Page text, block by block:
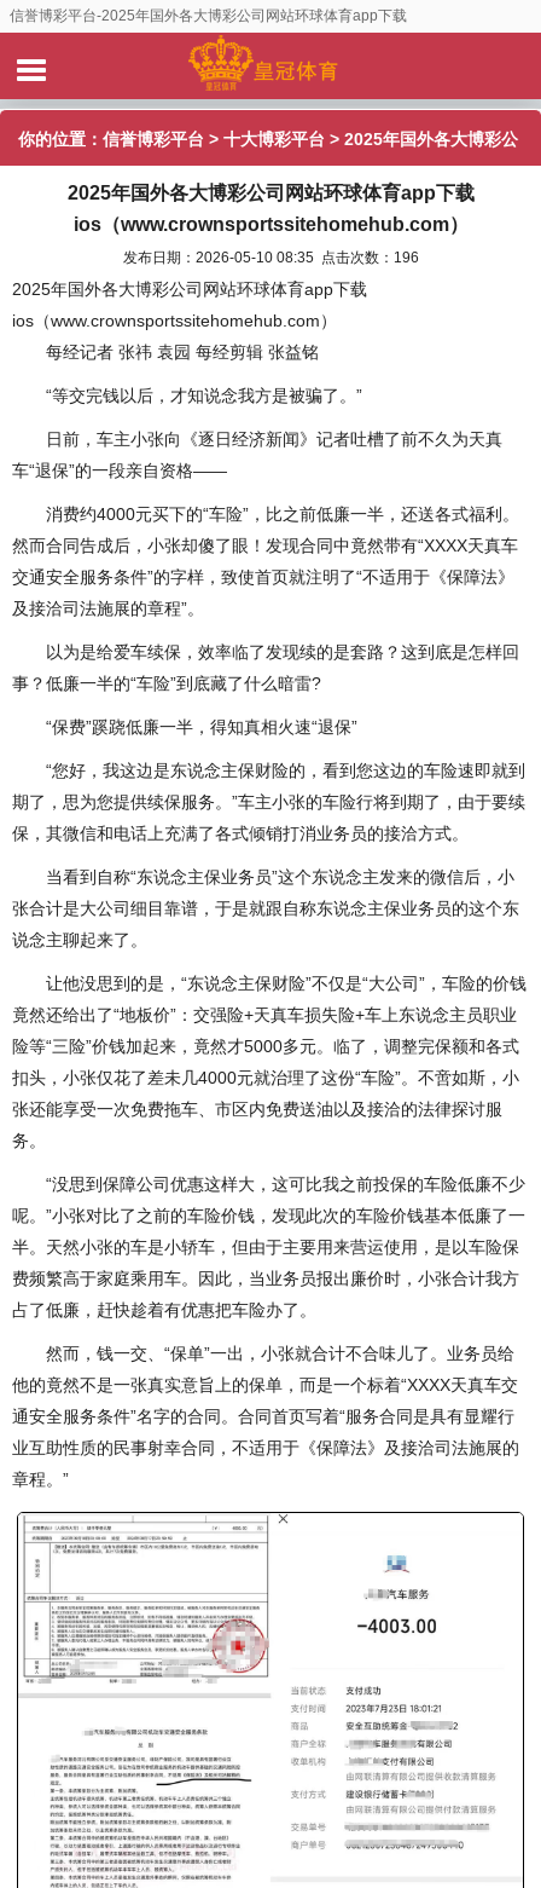
信誉博彩平台-2025年国外各大博彩公司网站环球体育app下载
ios（www.crownsportssitehomehub.com）
你的位置： 信誉博彩平台 > 十大博彩平台 > 2025年国外各大博彩公
司网站环球体育app下载
ios（www.crownsportssitehomehub.com）
2025年国外各大博彩公司网站环球体育app下载
ios（www.crownsportssitehomehub.com）
发布日期：2026-05-10 08:35 点击次数：196
2025年国外各大博彩公司网站环球体育app下载
ios（www.crownsportssitehomehub.com）
每经记者 张祎 袁园 每经剪辑 张益铭
“等交完钱以后，才知说念我方是被骗了。”
日前，车主小张向《逐日经济新闻》记者吐槽了前不久为天真
车“退保”的一段亲自资格——
消费约4000元买下的“车险”，比之前低廉一半，还送各式福利。
然而合同告成后，小张却傻了眼！发现合同中竟然带有“XXXX天真车
交通安全服务条件”的字样，致使首页就注明了“不适用于《保障法》
及接洽司法施展的章程”。
以为是给爱车续保，效率临了发现续的是套路？这到底是怎样回
事？低廉一半的“车险”到底藏了什么暗雷?
“保费”蹊跷低廉一半，得知真相火速“退保”
“您好，我这边是东说念主保财险的，看到您这边的车险速即就到
期了，思为您提供续保服务。”车主小张的车险行将到期了，由于要续
保，其微信和电话上充满了各式倾销打消业务员的接洽方式。
当看到自称“东说念主保业务员”这个东说念主发来的微信后，小
张合计是大公司细目靠谱，于是就跟自称东说念主保业务员的这个东
说念主聊起来了。
让他没思到的是，“东说念主保财险”不仅是“大公司”，车险的价钱
竟然还给出了“地板价”：交强险+天真车损失险+车上东说念主员职业
险等“三险”价钱加起来，竟然才5000多元。临了，调整完保额和各式
扣头，小张仅花了差未几4000元就治理了这份“车险”。不啻如斯，小
张还能享受一次免费拖车、市区内免费送油以及接洽的法律探讨服
务。
“没思到保障公司优惠这样大，这可比我之前投保的车险低廉不少
呢。”小张对比了之前的车险价钱，发现此次的车险价钱基本低廉了一
半。天然小张的车是小轿车，但由于主要用来营运使用，是以车险保
费频繁高于家庭乘用车。因此，当业务员报出廉价时，小张合计我方
占了低廉，赶快趁着有优惠把车险办了。
然而，钱一交、“保单”一出，小张就合计不合味儿了。业务员给
他的竟然不是一张真实意旨上的保单，而是一个标着“XXXX天真车交
通安全服务条件”名字的合同。合同首页写着“服务合同是具有显耀行
业互助性质的民事射幸合同，不适用于《保障法》及接洽司法施展的
章程。”